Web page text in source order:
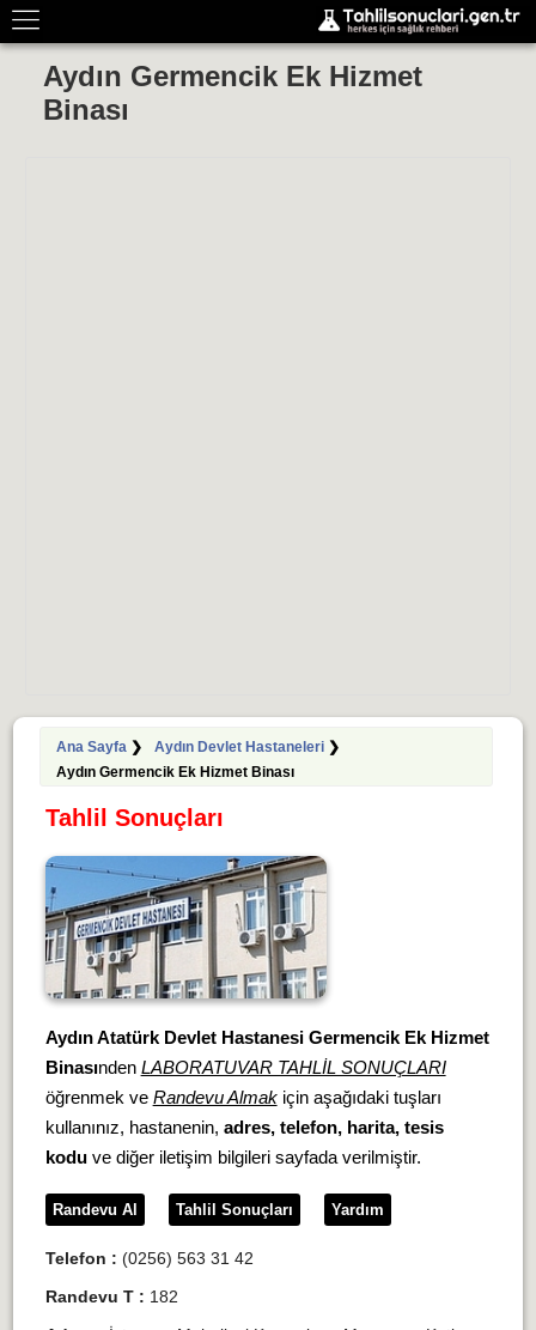
Aydın Germencik Ek Hizmet
Binası
Ana Sayfa❯ Aydın Devlet Hastaneleri❯
Aydın Germencik Ek Hizmet Binası
Tahlil Sonuçları
Aydın Atatürk Devlet Hastanesi Germencik Ek Hizmet
Binasınden LABORATUVAR TAHLİL SONUÇLARI
öğrenmek ve Randevu Almakiçin aşağıdaki tuşları
kullanınız, hastanenin, adres, telefon, harita, tesis
koduve diğer iletişim bilgileri sayfada verilmiştir.
Randevu Al Tahlil Sonuçları Yardım
Telefon : (0256) 563 31 42
Randevu T : 182